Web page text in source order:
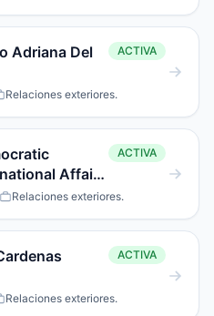
Adriana Del
ACTIVA
Relaciones exteriores.
Affairs
Democrata
ACTIVA
Relaciones exteriores.
ACTIVA
Relaciones exteriores.